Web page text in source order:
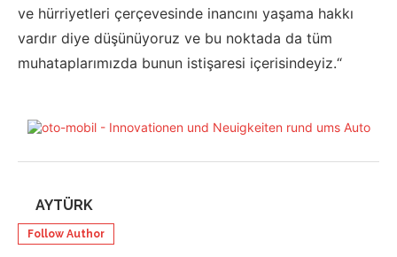
ve hürriyetleri çerçevesinde inancını yaşama hakkı
vardır diye düşünüyoruz ve bu noktada da tüm
muhataplarımızda bunun istişaresi içerisindeyiz.“
AYTÜRK
Follow Author